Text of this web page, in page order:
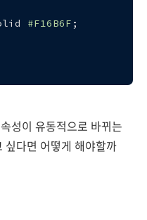
#F16B6F ;
성이 유동적으로 바뀌는
싶다면 어떻게 해야할까